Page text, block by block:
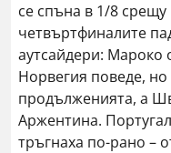
се спъна в 1/8
четвъртфиналите
аутсайдери: Мароко
Норвегия поведе,
продълженията, а
Аржентина.
тръгнаха по-рано –